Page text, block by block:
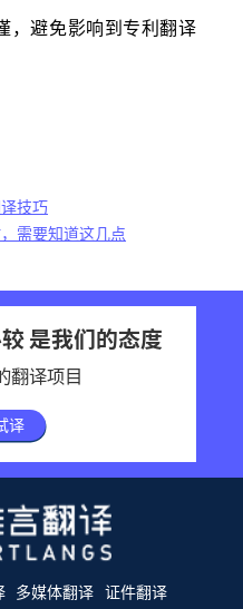
，避免影响到专利翻译
技巧
需要知道这几点
是我们的态度
翻译项目
译
多媒体翻译 证件翻译